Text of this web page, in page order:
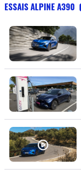
ESSAIS ALPINE A390